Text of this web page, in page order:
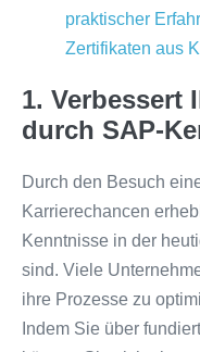
praktischer
Zertifikaten aus
1. Verbessert
durch SAP-
Durch den Besuch
Karrierechancen
Kenntnisse in der
sind. Viele
ihre Prozesse zu
Indem Sie über